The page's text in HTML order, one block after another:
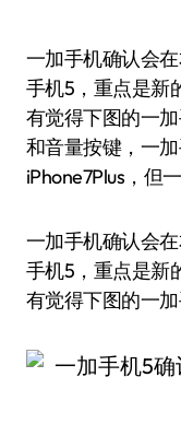
一加手机确认会在本月20日发布全新旗舰手机一加
手机5，重点是新
有觉得下图的一
和音量按键，一
iPhone7Plus，但
一加手机确认会
手机5，重点是新
有觉得下图的一